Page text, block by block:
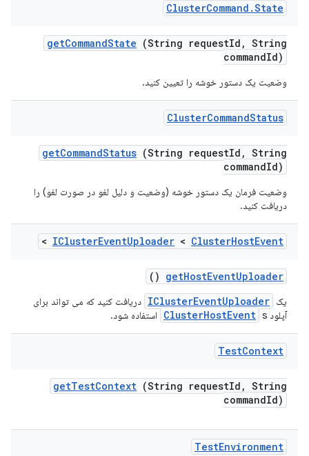
ClusterCommand .State
getCommandState (String requestId , String
commandId)
وضعیت یک دستور خوشه را تعیین کنید.
ClusterCommandStatus
getCommandStatus (String requestId , String
commandId)
وضعیت فرمان یک دستور خوشه (وضعیت و دلیل لغو در صورت لغو) را
دریافت کنید.
IClusterEventUploader < ClusterHostEvent
>
getHostEventUploader
()
یک IClusterEventUploader دریافت کنید که می تواند برای
آپلود
ClusterHostEvent s استفاده شود.
TestContext
getTestContext (String requestId , String
commandId)
TestEnvironment